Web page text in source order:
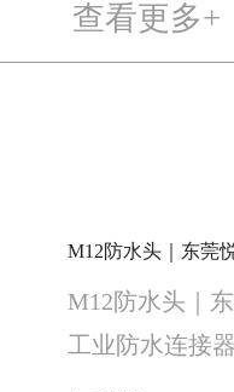
查看更多+
M12防水头｜
工业防水连接